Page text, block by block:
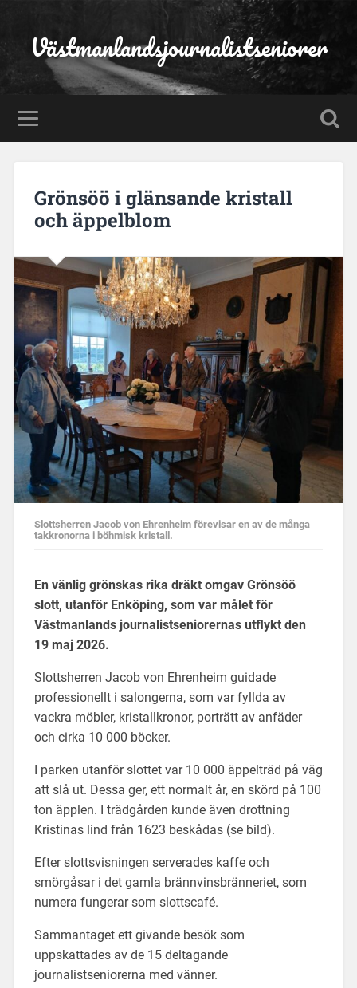
Västmanlandsjournalistseniorer
Grönsöö i glänsande kristall
och äppelblom
Slottsherren Jacob von Ehrenheim förevisar en av de många
takkronorna i böhmisk kristall.
En vänlig grönskas rika dräkt omgav Grönsöö
slott, utanför Enköping, som var målet för
Västmanlands journalistseniorernas utflykt den
19 maj 2026.
Slottsherren Jacob von Ehrenheim guidade
professionellt i salongerna, som var fyllda av
vackra möbler, kristallkronor, porträtt av anfäder
och cirka 10 000 böcker.
I parken utanför slottet var 10 000 äppelträd på väg
att slå ut. Dessa ger, ett normalt år, en skörd på 100
ton äpplen. I trädgården kunde även drottning
Kristinas lind från 1623 beskådas (se bild).
Efter slottsvisningen serverades kaffe och
smörgåsar i det gamla brännvinsbränneriet, som
numera fungerar som slottscafé.
Sammantaget ett givande besök som
uppskattades av de 15 deltagande
journalistseniorerna med vänner.